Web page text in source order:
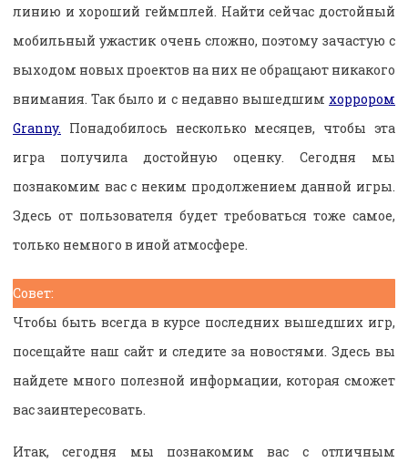
линию и хороший геймплей. Найти сейчас достойный
мобильный ужастик очень сложно, поэтому зачастую с
выходом новых проектов на них не обращают никакого
внимания. Так было и с недавно вышедшим хоррором
Granny. Понадобилось несколько месяцев, чтобы эта
игра получила достойную оценку. Сегодня мы
познакомим вас с неким продолжением данной игры.
Здесь от пользователя будет требоваться тоже самое,
только немного в иной атмосфере.
Совет:
Чтобы быть всегда в курсе последних вышедших игр,
посещайте наш сайт и следите за новостями. Здесь вы
найдете много полезной информации, которая сможет
вас заинтересовать.
Итак, сегодня мы познакомим вас с отличным